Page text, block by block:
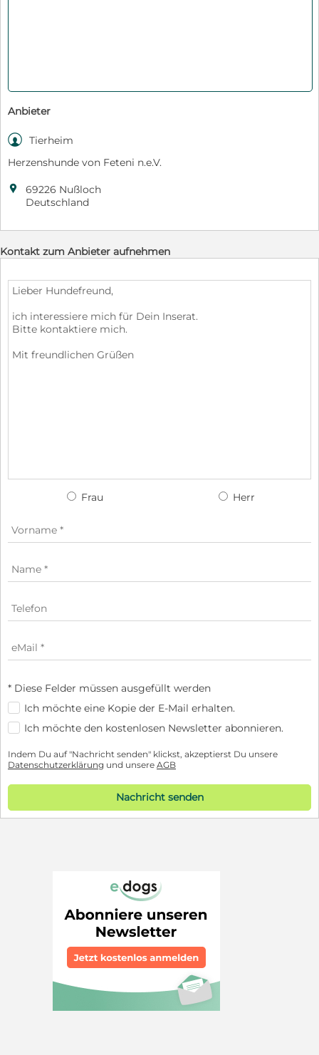
Anbieter
 Tierheim
Herzenshunde von Feteni n.e.V.

69226 Nußloch
Deutschland
Kontakt zum Anbieter aufnehmen
Frau Herr
* Diese Felder müssen ausgefüllt werden
Ich möchte eine Kopie der E-Mail erhalten.
Ich möchte den kostenlosen Newsletter abonnieren.
Indem Du auf "Nachricht senden" klickst, akzeptierst Du unsere
Datenschutzerklärung und unsere AGB
Nachricht senden